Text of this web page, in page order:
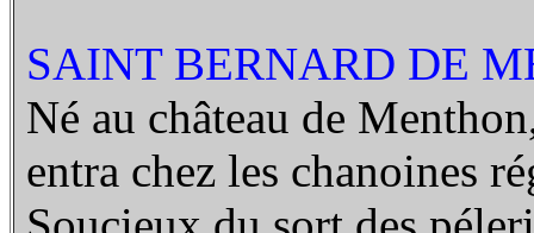
SAINT BERNARD DE
Né au château de
entra chez les chanoines